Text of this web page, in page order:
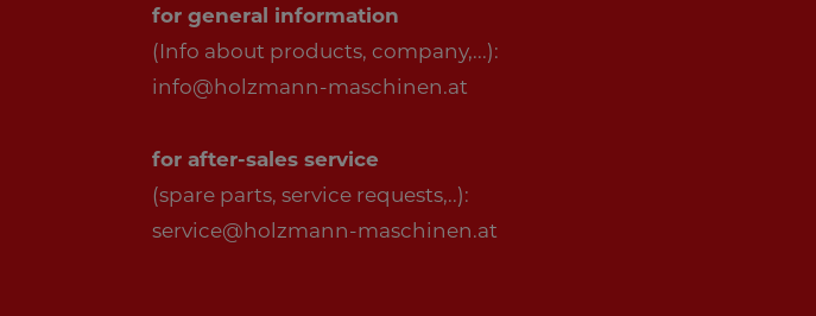
for general information
(Info about products, company,...):
info@holzmann-maschinen.at
for after-sales service
(spare parts, service requests,..):
service@holzmann-maschinen.at